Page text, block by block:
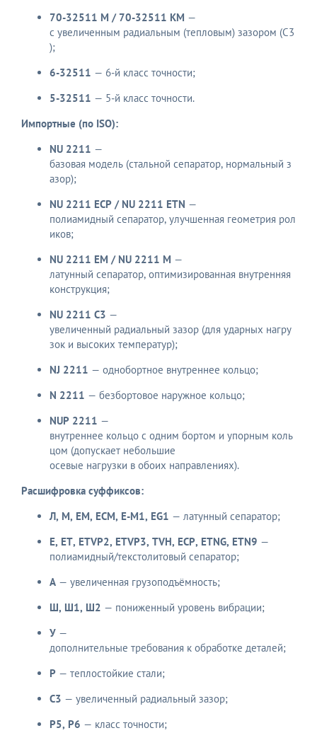
70-32511 М / 70-32511 КМ —
с увеличенным радиальным (тепловым) зазором (C3
);
6-32511 — 6‑й класс точности;
5-32511 — 5‑й класс точности.
Импортные (по ISO):
NU 2211 —
базовая модель (стальной сепаратор, нормальный з
азор);
NU 2211 ECP / NU 2211 ETN —
полиамидный сепаратор, улучшенная геометрия рол
иков;
NU 2211 EM / NU 2211 M —
латунный сепаратор, оптимизированная внутренняя
конструкция;
NU 2211 C3 —
увеличенный радиальный зазор (для ударных нагру
зок и высоких температур);
NJ 2211 — однобортное внутреннее кольцо;
N 2211 — безбортовое наружное кольцо;
NUP 2211 —
внутреннее кольцо с одним бортом и упорным коль
цом (допускает небольшие
осевые нагрузки в обоих направлениях).
Расшифровка суффиксов:
Л, M, EM, ECM, E-M1, EG1 — латунный сепаратор;
Е, ET, ETVP2, ETVP3, TVH, ECP, ETNG, ETN9 —
полиамидный/текстолитовый сепаратор;
А — увеличенная грузоподъёмность;
Ш, Ш1, Ш2 — пониженный уровень вибрации;
У —
дополнительные требования к обработке деталей;
Р — теплостойкие стали;
C3 — увеличенный радиальный зазор;
P5, P6 — класс точности;